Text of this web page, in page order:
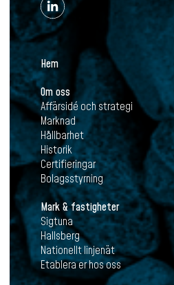
Hem
Om oss
Affärsidé och strategi
Marknad
Hållbarhet
Historik
Certifieringar
Bolagsstyrning
Mark & fastigheter
Sigtuna
Hallsberg
Nationellt linjenät
Etablera er hos oss